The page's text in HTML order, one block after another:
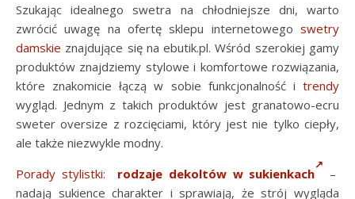
Szukając idealnego swetra na chłodniejsze dni, warto
zwrócić uwagę na ofertę sklepu internetowego swetry
damskie znajdujące się na ebutik.pl. Wśród szerokiej gamy
produktów znajdziemy stylowe i komfortowe rozwiązania,
które znakomicie łączą w sobie funkcjonalność i trendy
wygląd. Jednym z takich produktów jest granatowo-ecru
sweter oversize z rozcięciami, który jest nie tylko ciepły,
ale także niezwykle modny.
Porady stylistki: rodzaje dekoltów w sukienkach
–
nadają sukience charakter i sprawiają, że strój wygląda